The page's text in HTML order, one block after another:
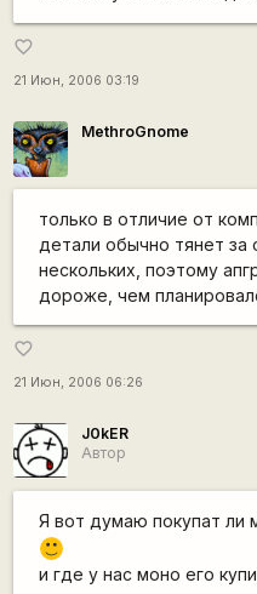
favorite_border
21 Июн, 2006 03:19
MethroGnome
только в отличие от
детали обычно тянет
нескольких, поэтому
дороже, чем
favorite_border
21 Июн, 2006 06:26
J0kER
Автор
Я вот думаю покупат ли
:)
и где у нас моно его